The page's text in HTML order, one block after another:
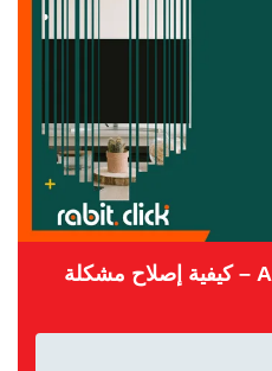
رمز خطأ Apple TV N / 64 – كيفية إصلاح مشكلة